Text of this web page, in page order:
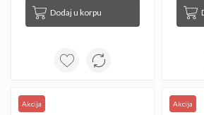
Dodaj u korpu
Akcija Akcija